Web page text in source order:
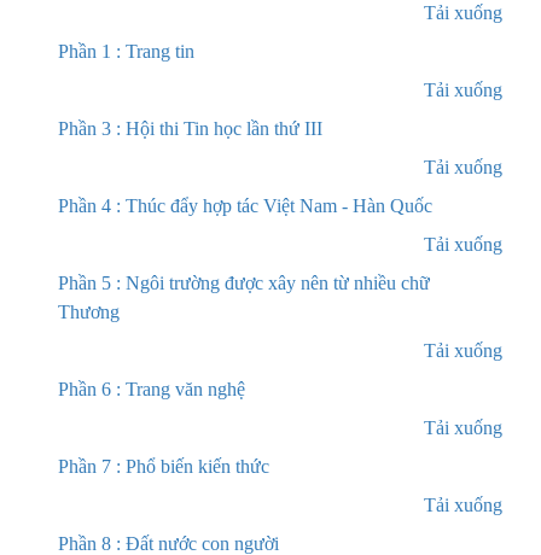
Tải xuống
Phần 1 : Trang tin
Tải xuống
Phần 3 : Hội thi Tin học lần thứ III
Tải xuống
Phần 4 : Thúc đẩy hợp tác Việt Nam - Hàn Quốc
Tải xuống
Phần 5 : Ngôi trường được xây nên từ nhiều chữ
Thương
Tải xuống
Phần 6 : Trang văn nghệ
Tải xuống
Phần 7 : Phổ biến kiến thức
Tải xuống
Phần 8 : Đất nước con người